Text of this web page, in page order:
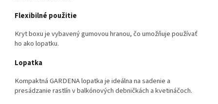
Flexibilné použitie
Kryt boxu je vybavený gumovou hranou, čo umožňuje používať
ho ako lopatku.
Lopatka
Kompaktná GARDENA lopatka je ideálna na sadenie a
presádzanie rastlín v balkónových debničkách a kvetináčoch.